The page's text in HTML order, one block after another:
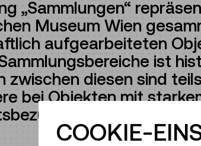
„Sammlungen“
Museum Wien
aufgearbeiteten
ist
zwischen diesen sind
bei Objekten mit
COOKIE-